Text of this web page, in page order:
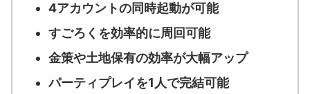
4アカウントの同時起動が可能
すごろくを効率的に周回可能
金策や土地保有の効率が大幅アップ
パーティプレイを1人で完結可能